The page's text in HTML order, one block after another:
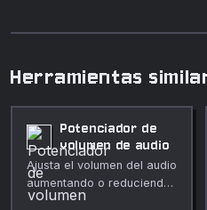
Herramientas
Potenciador de
volumen de audio
Ajusta el volumen del audio
aumentando o reduciendo
la ganancia directamente